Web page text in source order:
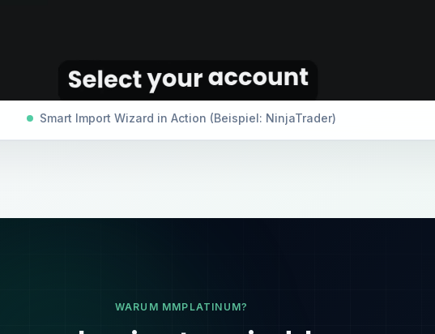
Smart Import Wizard in Action (Beispiel: NinjaTrader)
WARUM MMPLATINUM?